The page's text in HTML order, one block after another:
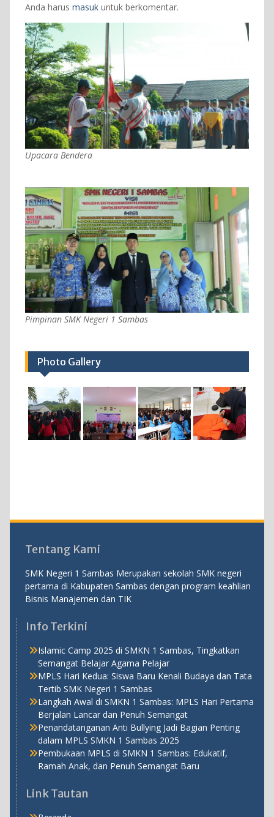
Anda harus masukuntuk berkomentar.
Upacara Bendera
Pimpinan SMK Negeri 1 Sambas
Photo Gallery
Tentang Kami
SMK Negeri 1 Sambas Merupakan sekolah SMK negeri
pertama di Kabupaten Sambas dengan program keahlian
Bisnis Manajemen dan TIK
Info Terkini
Islamic Camp 2025 di SMKN 1 Sambas, Tingkatkan
Semangat Belajar Agama Pelajar
MPLS Hari Kedua: Siswa Baru Kenali Budaya dan Tata
Tertib SMK Negeri 1 Sambas
Langkah Awal di SMKN 1 Sambas: MPLS Hari Pertama
Berjalan Lancar dan Penuh Semangat
Penandatanganan Anti Bullying Jadi Bagian Penting
dalam MPLS SMKN 1 Sambas 2025
Pembukaan MPLS di SMKN 1 Sambas: Edukatif,
Ramah Anak, dan Penuh Semangat Baru
Link Tautan